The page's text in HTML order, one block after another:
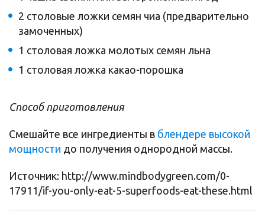
2 столовые ложки семян чиа (предварительно
замоченных)
1 столовая ложка молотых семян льна
1 столовая ложка какао-порошка
Способ приготовления
Смешайте все ингредиенты в блендере высокой
мощности до получения однородной массы.
Источник: http://www.mindbodygreen.com/0-
17911/if-you-only-eat-5-superfoods-eat-these.html